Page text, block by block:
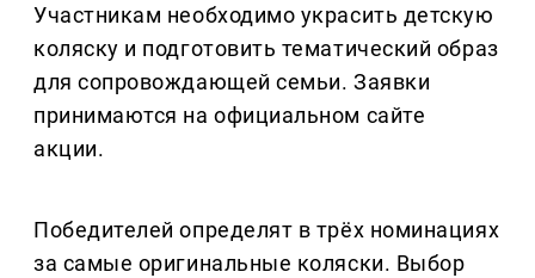
Участникам необходимо украсить детскую
коляску и подготовить тематический образ
для сопровождающей семьи. Заявки
принимаются на официальном сайте
акции.
Победителей определят в трёх номинациях
за самые оригинальные коляски. Выбор